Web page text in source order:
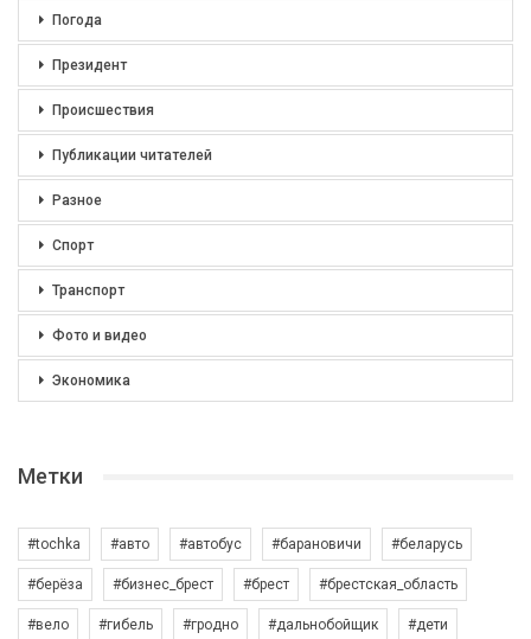
Погода
Президент
Происшествия
Публикации читателей
Разное
Спорт
Транспорт
Фото и видео
Экономика
Метки
#tochka #авто #автобус #барановичи #беларусь
#берёза #бизнес_брест #брест #брестская_область
#вело #гибель #гродно #дальнобойщик #дети